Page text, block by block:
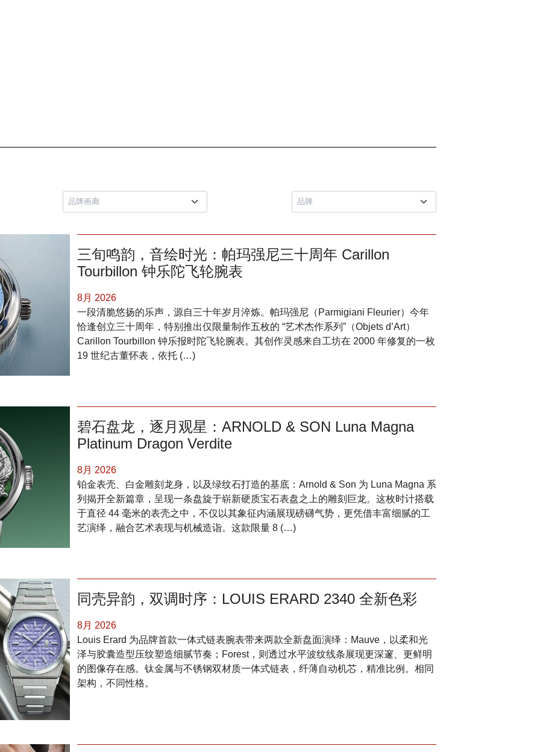
三旬鸣韵，音绘时光：帕玛强尼三十周年 Carillon
Tourbillon 钟乐陀飞轮腕表
8月 2026
一段清脆悠扬的乐声，源自三十年岁月淬炼。帕玛强尼（Parmigiani Fleurier）今年
恰逢创立三十周年，特别推出仅限量制作五枚的 “艺术杰作系列”（Objets d’Art）
Carillon Tourbillon 钟乐报时陀飞轮腕表。其创作灵感来自工坊在 2000 年修复的一枚
19 世纪古董怀表，依托 (…)
碧石盘龙，逐月观星：ARNOLD & SON Luna Magna
Platinum Dragon Verdite
8月 2026
铂金表壳、白金雕刻龙身，以及绿纹石打造的基底：Arnold & Son 为 Luna Magna 系
列揭开全新篇章，呈现一条盘旋于崭新硬质宝石表盘之上的雕刻巨龙。这枚时计搭载
于直径 44 毫米的表壳之中，不仅以其象征内涵展现磅礴气势，更凭借丰富细腻的工
艺演绎，融合艺术表现与机械造诣。这款限量 8 (…)
同壳异韵，双调时序：LOUIS ERARD 2340 全新色彩
8月 2026
Louis Erard 为品牌首款一体式链表腕表带来两款全新盘面演绎：Mauve，以柔和光
泽与胶囊造型压纹塑造细腻节奏；Forest，则透过水平波纹线条展现更深邃、更鲜明
的图像存在感。钛金属与不锈钢双材质一体式链表，纤薄自动机芯，精准比例。相同
架构，不同性格。